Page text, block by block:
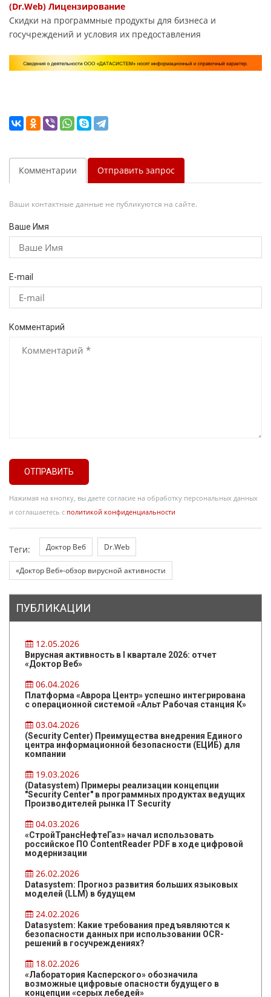
(Dr.Web) Лицензирование
Скидки на программные продукты для бизнеса и
госучреждений и условия их предоставления
Комментарии Отправить запрос
Ваши контактные данные не публикуются на сайте.
Ваше Имя
E-mail
Комментарий
ОТПРАВИТЬ
Нажимая на кнопку, вы даете согласие на обработку персональных данных
и соглашаетесь с политикой конфиденциальности
Теги: Доктор Веб Dr.Web
«Доктор Веб»-обзор вирусной активности
ПУБЛИКАЦИИ
12.05.2026
Вирусная активность в I квартале 2026: отчет
«Доктор Веб»
06.04.2026
Платформа «Аврора Центр» успешно интегрирована
с операционной системой «Альт Рабочая станция К»
03.04.2026
(Security Center) Преимущества внедрения Единого
центра информационной безопасности (ЕЦИБ) для
компании
19.03.2026
(Datasystem) Примеры реализации концепции
"Security Center" в программных продуктах ведущих
Производителей рынка IT Security
04.03.2026
«СтройТрансНефтеГаз» начал использовать
российское ПО ContentReader PDF в ходе цифровой
модернизации
26.02.2026
Datasystem: Прогноз развития больших языковых
моделей (LLM) в будущем
24.02.2026
Datasystem: Какие требования предъявляются к
безопасности данных при использовании OCR-
решений в госучреждениях?
18.02.2026
«Лаборатория Касперского» обозначила
возможные цифровые опасности будущего в
концепции «серых лебедей»